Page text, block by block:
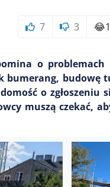
7 3 😂
o
bumerang, budowę
o zgłoszeniu
muszą czekać,